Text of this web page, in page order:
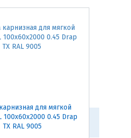
для мягкой
100х60х2000 0.45 Drap
TX RAL 9005